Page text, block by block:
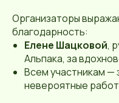
Организаторы
благодарность:
Елене Шацковой,
Альпака, за
Всем участникам —
невероятные